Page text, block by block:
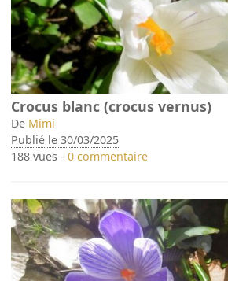
Crocus blanc (crocus vernus)
De Mimi
Publié le 30/03/2025
188 vues -0 commentaire